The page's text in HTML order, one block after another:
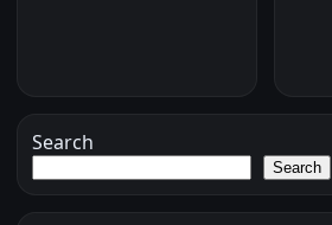
Search
Search